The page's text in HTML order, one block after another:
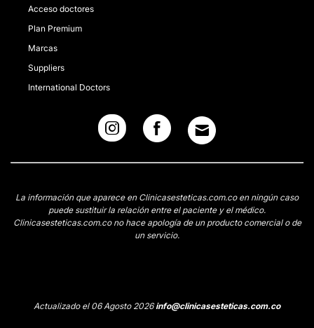
Acceso doctores
Plan Premium
Marcas
Suppliers
International Doctors
La información que aparece en Clinicasesteticas.com.co en ningún caso
puede sustituir la relación entre el paciente y el médico.
Clinicasesteticas.com.co no hace apología de un producto comercial o de
un servicio.
Actualizado el 06 Agosto 2026info@clinicasesteticas.com.co